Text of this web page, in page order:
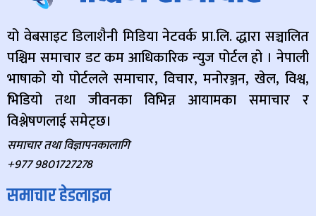
यो वेबसाइट डिलाशैनी मिडिया नेटवर्क प्रा.लि. द्धारा सञ्चालित
पश्चिम समाचार डट कम आधिकारिक न्युज पोर्टल हो । नेपाली
भाषाको यो पोर्टलले समाचार, विचार, मनोरञ्जन, खेल, विश्व,
भिडियो तथा जीवनका विभिन्न आयामका समाचार र
विश्लेषणलाई समेट्छ।
समाचार तथा विज्ञापनकालागि
+977 9801727278
समाचार हेडलाइन